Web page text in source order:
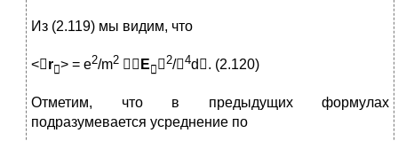
Из (2.119) мы видим, что
<r> = e2/m2  E  2/4d. (2.120)
Отметим, что в предыдущих формулах
подразумевается усреднение по